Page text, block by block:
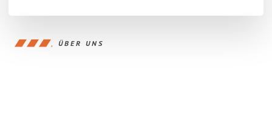
ÜBER UNS